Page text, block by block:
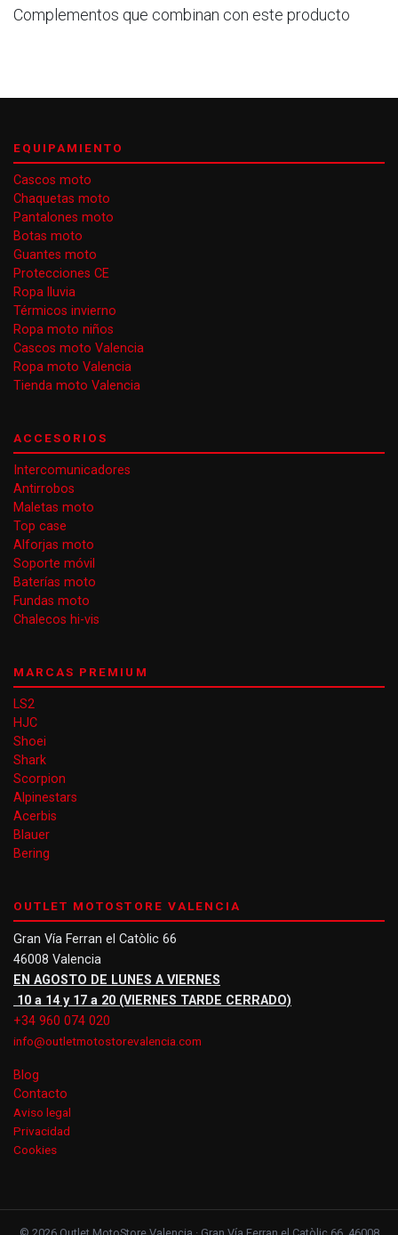
Complementos que combinan con este producto
EQUIPAMIENTO
Cascos moto
Chaquetas moto
Pantalones moto
Botas moto
Guantes moto
Protecciones CE
Ropa lluvia
Térmicos invierno
Ropa moto niños
Cascos moto Valencia
Ropa moto Valencia
Tienda moto Valencia
ACCESORIOS
Intercomunicadores
Antirrobos
Maletas moto
Top case
Alforjas moto
Soporte móvil
Baterías moto
Fundas moto
Chalecos hi-vis
MARCAS PREMIUM
LS2
HJC
Shoei
Shark
Scorpion
Alpinestars
Acerbis
Blauer
Bering
OUTLET MOTOSTORE VALENCIA
Gran Vía Ferran el Catòlic 66
46008 Valencia
EN AGOSTO DE LUNES A VIERNES
10 a 14 y 17 a 20 (VIERNES TARDE CERRADO)
+34 960 074 020
info@outletmotostorevalencia.com
Blog
Contacto
Aviso legal
Privacidad
Cookies